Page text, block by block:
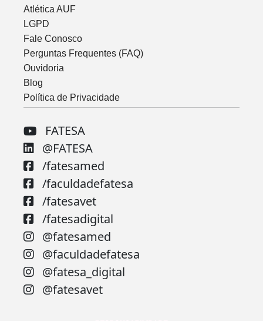
Atlética AUF
LGPD
Fale Conosco
Perguntas Frequentes (FAQ)
Ouvidoria
Blog
Política de Privacidade
FATESA
@FATESA
/fatesamed
/faculdadefatesa
/fatesavet
/fatesadigital
@fatesamed
@faculdadefatesa
@fatesa_digital
@fatesavet